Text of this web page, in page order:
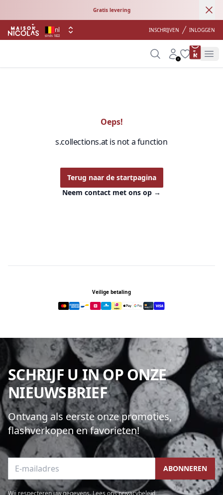
Gratis levering
sinds 1822
nl INSCHRIJVEN INLOGGEN
SearchAccount
Wishlist
Oeps!
s.collections.at is not a function
Terug naar de startpagina
Neem contact met ons op →
Veilige betaling
SCHRIJF U IN OP ONZE
NIEUWSBRIEF
Ontvang als eerste onze promoties,
flashverkopen en favorieten!
E-mailadres ABONNEREN
Wij respecteren uw gegevens.Lees ons privacybeleid.